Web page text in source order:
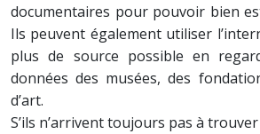
documentaires pour pouvoir bien
Ils peuvent également utiliser
plus de source possible en
données des musées, des
d’art.
S’ils n’arrivent toujours pas à